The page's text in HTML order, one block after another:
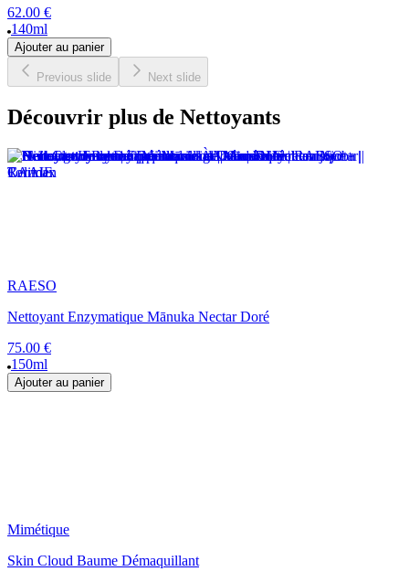
62.00 €
140ml
Ajouter au panier
Previous slide Next slide
Découvrir plus de Nettoyants
RAESO
Nettoyant Enzymatique Mānuka Nectar Doré
75.00 €
150ml
Ajouter au panier
Mimétique
Skin Cloud Baume Démaquillant